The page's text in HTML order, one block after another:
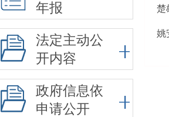
年报
法定主动公
开内容
政府信息依
申请公开
楚
姚